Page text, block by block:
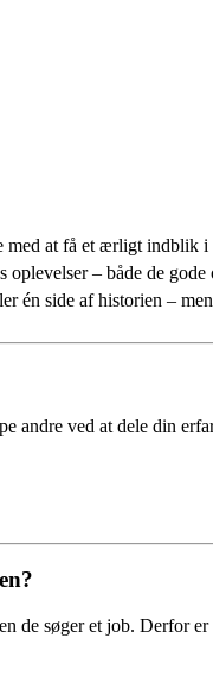
at få et ærligt indblik i
– både de
side af historien –
andre ved at dele din
de søger et job. Derfor